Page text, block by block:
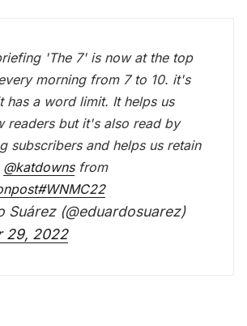
'The 7' is now at the top
morning from 7 to 10. it's
has a word limit. It helps us
readers but it's also read by
subscribers and helps us retain
@katdownsfrom
#WNMC22
Suárez (@eduardosuarez)
29, 2022